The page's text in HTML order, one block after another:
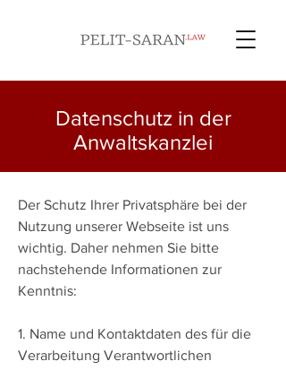
Datenschutz in der
Anwaltskanzlei
Der Schutz Ihrer Privatsphäre bei der
Nutzung unserer Webseite ist uns
wichtig. Daher nehmen Sie bitte
nachstehende Informationen zur
Kenntnis:
1. Name und Kontaktdaten des für die
Verarbeitung Verantwortlichen